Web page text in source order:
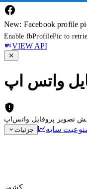
New: Facebook profile
Enable fbProfilePic to
VIEW API
واتس اپ
تصویر پروفایل واتس‌اپ
جزئیات
کشور